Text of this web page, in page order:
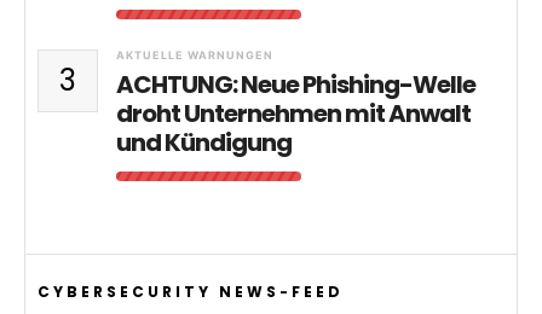
3
AKTUELLE WARNUNGEN
ACHTUNG: Neue Phishing-Welle
droht Unternehmen mit Anwalt
und Kündigung
CYBERSECURITY NEWS-FEED